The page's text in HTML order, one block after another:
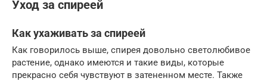
Уход за спиреей
Как ухаживать за спиреей
Как говорилось выше, спирея довольно светолюбивое
растение, однако имеются и такие виды, которые
прекрасно себя чувствуют в затененном месте. Также